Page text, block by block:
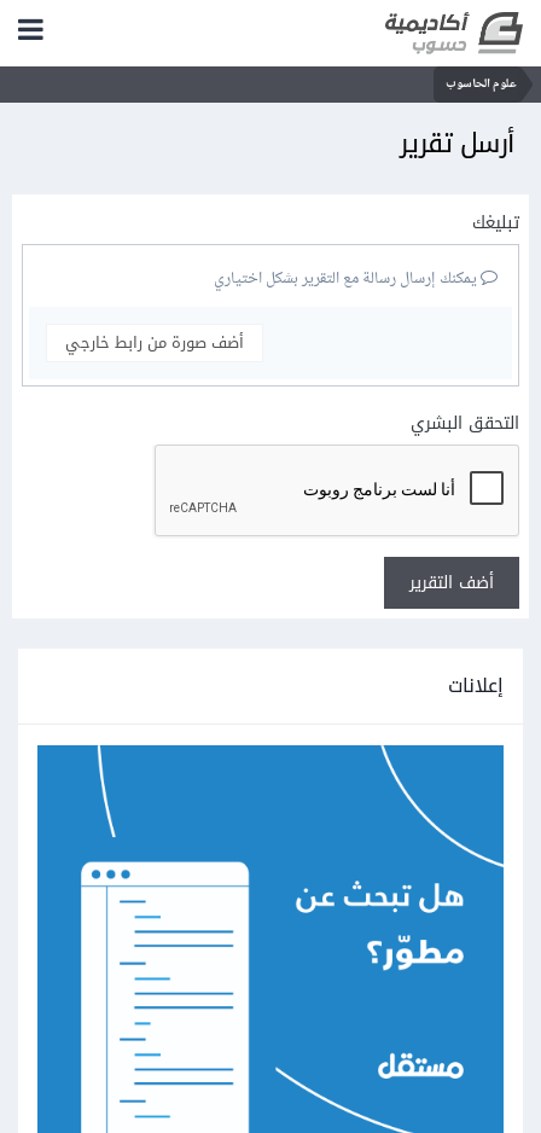
علوم الحاسوب
أرسل تقرير
تبليغك
يمكنك إرسال رسالة مع التقرير بشكل اختياري
أضف صورة من رابط خارجي
التحقق البشري
أضف التقرير
إعلانات